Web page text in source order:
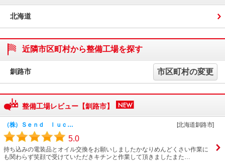
北海道
近隣市区町村から整備工場を探す
釧路市 市区町村の変更
整備工場レビュー【釧路市】
（株）Ｓｅｎｄ ｌｕｃ… [北海道釧路市]
5.0
持ち込みの電装品とオイル交換をお願いしましたかなりめんどくさい作業に
も関わらず笑顔で受けていただきキチンと作業して頂きましたまた…